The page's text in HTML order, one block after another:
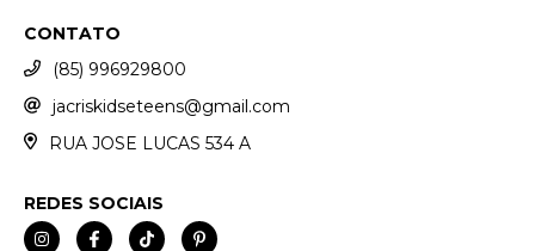
CONTATO
(85) 996929800
jacriskidseteens@gmail.com
RUA JOSE LUCAS 534 A
REDES SOCIAIS